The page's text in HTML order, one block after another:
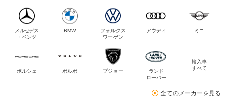
メルセデス
・ベンツ
BMW
フォルクス
ワーゲン
アウディ ミニ
ポルシェ ボルボ プジョー
ランド
ローバー
輸入車
すべて
全てのメーカーを見る